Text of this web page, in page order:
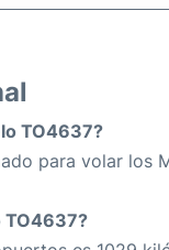
TO4637?
para volar los
TO4637?